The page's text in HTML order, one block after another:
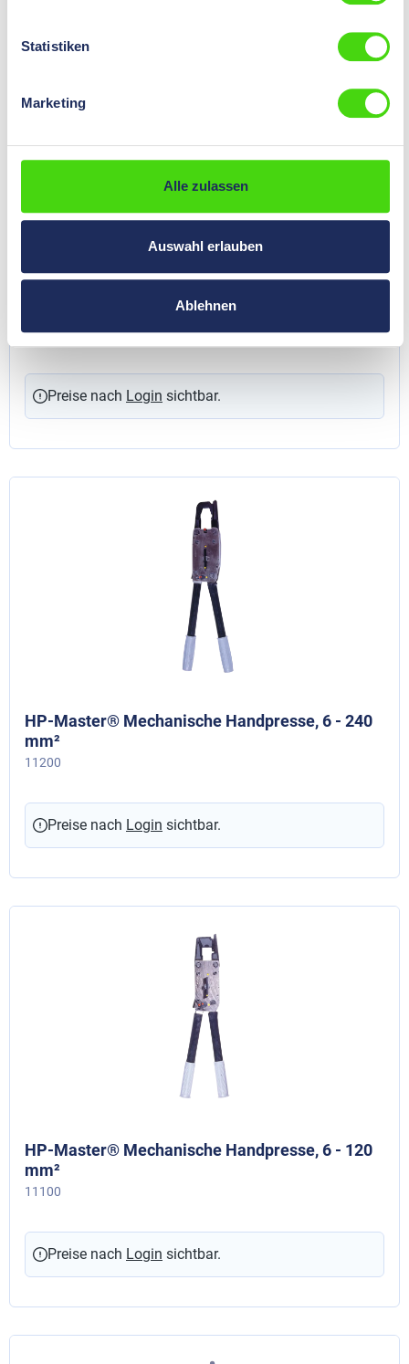
Statistiken
Marketing
Alle zulassen
Auswahl erlauben
Ablehnen
Kabelschuhe und Verbinder ohne Isolation, 6,0 -
35 mm²
11030
Preise nach Login sichtbar.
HP-Master® Mechanische Handpresse, 6 - 240
mm²
11200
Preise nach Login sichtbar.
HP-Master® Mechanische Handpresse, 6 - 120
mm²
11100
Preise nach Login sichtbar.